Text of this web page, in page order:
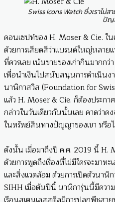
Swiss Icons Watch ซึ่งเราไม่ส
ปัญ
คอนเซปท์ของ H. Moser & Cie. ใ
ด้วยการเสียดสีว่าแบรนด์ใหญ่หลา
ที่ควรเลย เน้นขายของเก่ากินมากก
เพื่อนำเงินไปสนับสนุนการดำเนิน
นาฬิกาสวิส (Foundation for
แล้ว H. Moser & Cie. ก็ต้องประกา
กล่าวในวันเดียวกันนั้นเลย คาดว่าค
ในทรัพย์สินทางปัญญาของเขา หรือไ
ดังนั้น เมื่อมาถึงปี ค.ศ. 2019 นี้ H.
ด้วยการพูดถึงเรื่องที่ไม่มีใครจะมาท
และสิ่งแวดล้อม ด้วยการเปิดตัวนา
SIHH เมื่อต้นปีนี้ นาฬิการุ่นนี้มีควา